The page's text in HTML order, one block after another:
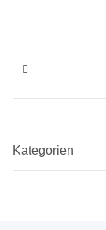
Kategorien